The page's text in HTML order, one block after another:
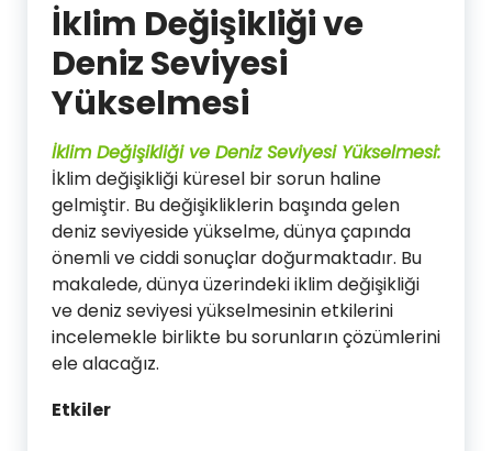
İklim Değişikliği ve
Deniz Seviyesi
Yükselmesi
İklim Değişikliği ve Deniz Seviyesi Yükselmesi:
İklim değişikliği küresel bir sorun haline
gelmiştir. Bu değişikliklerin başında gelen
deniz seviyeside yükselme, dünya çapında
önemli ve ciddi sonuçlar doğurmaktadır. Bu
makalede, dünya üzerindeki iklim değişikliği
ve deniz seviyesi yükselmesinin etkilerini
incelemekle birlikte bu sorunların çözümlerini
ele alacağız.
Etkiler